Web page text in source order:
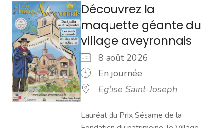
Découvrez la
maquette géante du
village aveyronnais
8 août 2026
En journée
Eglise Saint-Joseph
Lauréat du Prix Sésame de la